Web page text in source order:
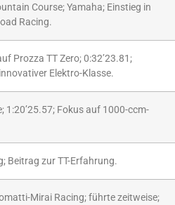
Course; Yamaha; Einstieg in
Racing.
Prozza TT Zero; 0:32’23.81;
Elektro-Klasse.
1:20’25.57; Fokus auf 1000-ccm-
Beitrag zur TT-Erfahrung.
Mirai Racing; führte zeitweise;